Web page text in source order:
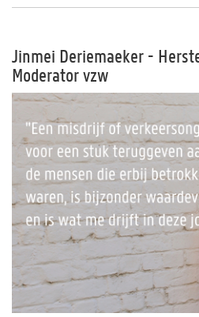
Jinmei Deriemaeker -
Moderator vzw